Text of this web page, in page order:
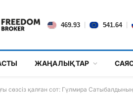
469.93 541.64
ЖАҢАЛЫҚТАР
сөзсіз қалған сот: Гүлмира